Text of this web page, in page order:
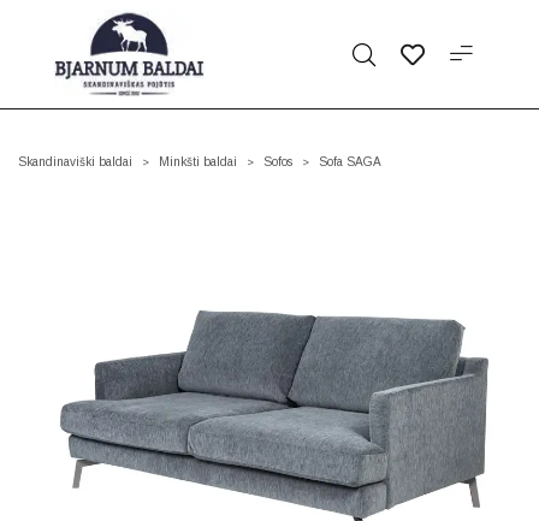
Skandinaviški baldai > Minkšti baldai > Sofos > Sofa SAGA